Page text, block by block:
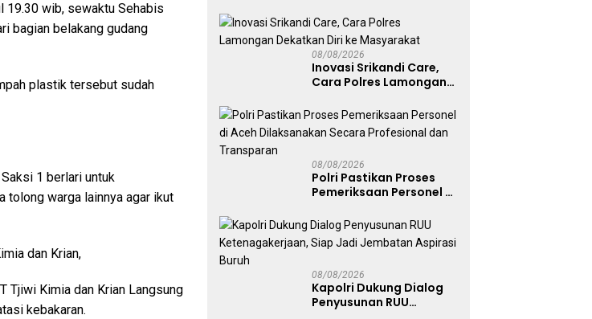
19.30 wib, sewaktu Sehabis
bagian belakang gudang
plastik tersebut sudah
1 berlari untuk
tolong warga lainnya agar ikut
dan Krian,
Tjiwi Kimia dan Krian Langsung
kebakaran.
Teguhkan Sinergi Polri
dan Ulama
08/08/2026
Inovasi Srikandi Care,
Cara Polres Lamongan
Masyarakat
08/08/2026
Polri Pastikan Proses
Pemeriksaan Personel di
Secara Profesional dan
Transparan
08/08/2026
Kapolri Dukung Dialog
Penyusunan RUU